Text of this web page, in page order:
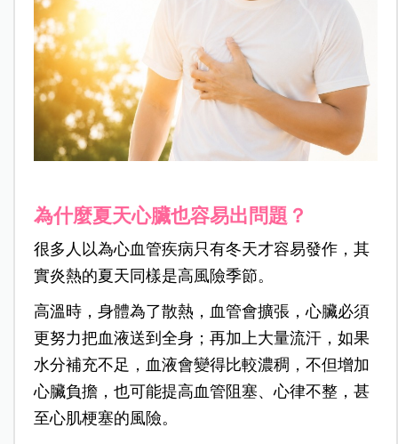
為什麼夏天心臟也容易出問題？
很多人以為心血管疾病只有冬天才容易發作，其
實炎熱的夏天同樣是高風險季節。
高溫時，身體為了散熱，血管會擴張，心臟必須
更努力把血液送到全身；再加上大量流汗，如果
水分補充不足，血液會變得比較濃稠，不但增加
心臟負擔，也可能提高血管阻塞、心律不整，甚
至心肌梗塞的風險。